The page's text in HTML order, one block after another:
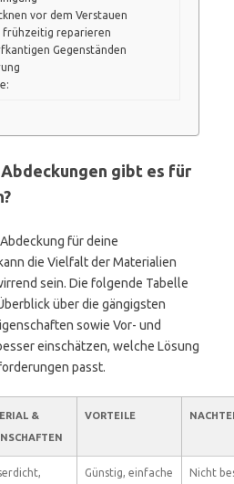
vor dem Verstauen
frühzeitig reparieren
Gegenständen
gibt es für
für deine
die Vielfalt der Materialien
sein. Die folgende Tabelle
über die gängigsten
sowie Vor- und
einschätzen, welche Lösung
passt.
&
VORTEILE
Günstig, einfache
Nicht